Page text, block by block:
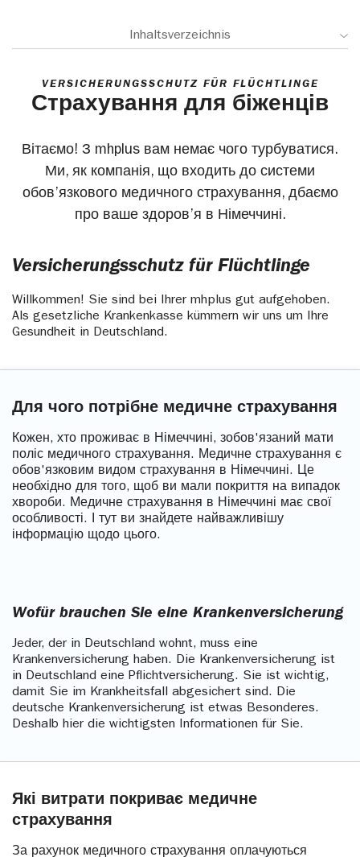
Inhaltsverzeichnis
VERSICHERUNGSSCHUTZ FÜR FLÜCHTLINGE
Страхування для біженців
Вітаємо! З mhplus вам немає чого турбуватися.
Ми, як компанія, що входить до системи
обов’язкового медичного страхування, дбаємо
про ваше здоров’я в Німеччині.
Versicherungsschutz für Flüchtlinge
Willkommen! Sie sind bei Ihrer mhplus gut aufgehoben.
Als gesetzliche Krankenkasse kümmern wir uns um Ihre
Gesundheit in Deutschland.
Для чого потрібне медичне страхування
Кожен, хто проживає в Німеччині, зобов'язаний мати
поліс медичного страхування. Медичне страхування є
обов'язковим видом страхування в Німеччині. Це
необхідно для того, щоб ви мали покриття на випадок
хвороби. Медичне страхування в Німеччині має свої
особливості. І тут ви знайдете найважливішу
інформацію щодо цього.
Wofür brauchen Sie eine Krankenversicherung
Jeder, der in Deutschland wohnt, muss eine
Krankenversicherung haben. Die Krankenversicherung ist
in Deutschland eine Pflichtversicherung. Sie ist wichtig,
damit Sie im Krankheitsfall abgesichert sind. Die
deutsche Krankenversicherung ist etwas Besonderes.
Deshalb hier die wichtigsten Informationen für Sie.
Які витрати покриває медичне
страхування
За рахунок медичного страхування оплачуються